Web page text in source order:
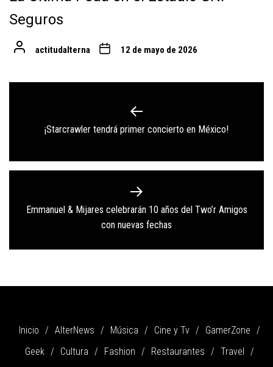
Seguros
actitudalterna 12 de mayo de 2026
entradas
Previous
¡Starcrawler tendrá primer concierto en México!
Next
post:
Emmanuel & Mijares celebrarán 10 años del Two’r Amigos
con nuevas fechas
Inicio AlterNews Música Cine y Tv
GamerZone
Geek
Cultura Fashion Restaurantes Travel